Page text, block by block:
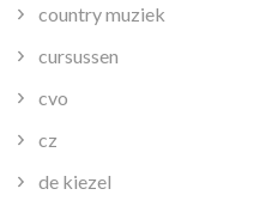
country muziek
cursussen
cvo
cz
de kiezel